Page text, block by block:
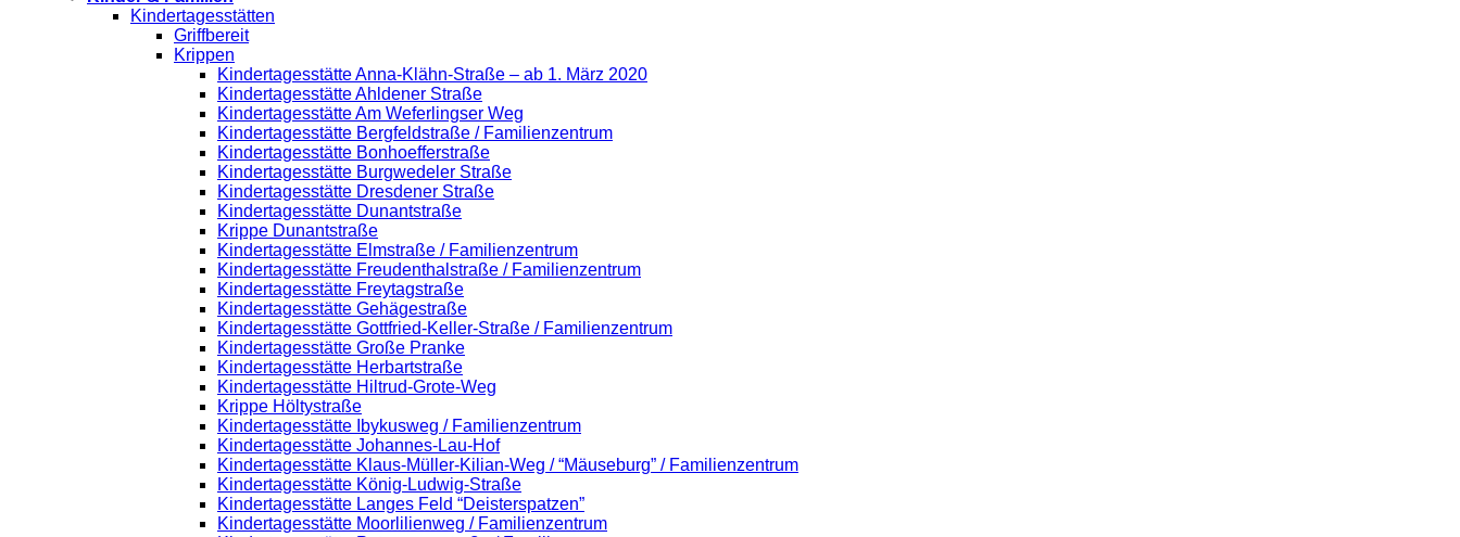
Kindertagesstätten
Griffbereit
Krippen
Kindertagesstätte Anna-Klähn-Straße – ab 1. März 2020
Kindertagesstätte Ahldener Straße
Kindertagesstätte Am Weferlingser Weg
Kindertagesstätte Bergfeldstraße / Familienzentrum
Kindertagesstätte Bonhoefferstraße
Kindertagesstätte Burgwedeler Straße
Kindertagesstätte Dresdener Straße
Kindertagesstätte Dunantstraße
Krippe Dunantstraße
Kindertagesstätte Elmstraße / Familienzentrum
Kindertagesstätte Freudenthalstraße / Familienzentrum
Kindertagesstätte Freytagstraße
Kindertagesstätte Gehägestraße
Kindertagesstätte Gottfried-Keller-Straße / Familienzentrum
Kindertagesstätte Große Pranke
Kindertagesstätte Herbartstraße
Kindertagesstätte Hiltrud-Grote-Weg
Krippe Höltystraße
Kindertagesstätte Ibykusweg / Familienzentrum
Kindertagesstätte Johannes-Lau-Hof
Kindertagesstätte Klaus-Müller-Kilian-Weg / “Mäuseburg” / Familienzentrum
Kindertagesstätte König-Ludwig-Straße
Kindertagesstätte Langes Feld “Deisterspatzen”
Kindertagesstätte Moorlilienweg / Familienzentrum